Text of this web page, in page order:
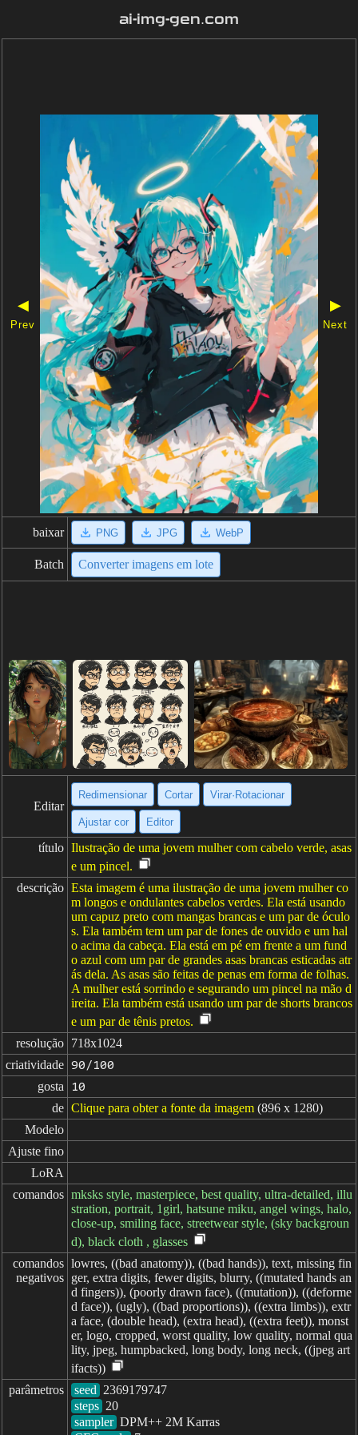
ai-img-gen.com
◀
Prev
▶
Next
baixar PNG JPG WebP
Batch Converter imagens em lote
Editar
Redimensionar Cortar Virar·Rotacionar
Ajustar cor Editor
título Ilustração de uma jovem mulher com cabelo verde, asas
e um pincel.
descrição Esta imagem é uma ilustração de uma jovem mulher co
m longos e ondulantes cabelos verdes. Ela está usando
um capuz preto com mangas brancas e um par de óculo
s. Ela também tem um par de fones de ouvido e um hal
o acima da cabeça. Ela está em pé em frente a um fund
o azul com um par de grandes asas brancas esticadas atr
ás dela. As asas são feitas de penas em forma de folhas.
A mulher está sorrindo e segurando um pincel na mão d
ireita. Ela também está usando um par de shorts brancos
e um par de tênis pretos.
resolução 718x1024
criatividade 90/100
gosta 10
de Clique para obter a fonte da imagem (896 x 1280)
Modelo
Ajuste fino
LoRA
comandos mksks style, masterpiece, best quality, ultra-detailed, illu
stration, portrait, 1girl, hatsune miku, angel wings, halo,
close-up, smiling face, streetwear style, (sky backgroun
d), black cloth , glasses
comandos
negativos
lowres, ((bad anatomy)), ((bad hands)), text, missing fin
ger, extra digits, fewer digits, blurry, ((mutated hands an
d fingers)), (poorly drawn face), ((mutation)), ((deforme
d face)), (ugly), ((bad proportions)), ((extra limbs)), extr
a face, (double head), (extra head), ((extra feet)), monst
er, logo, cropped, worst quality, low quality, normal qua
lity, jpeg, humpbacked, long body, long neck, ((jpeg art
ifacts))
parâmetros
seed
steps
sampler